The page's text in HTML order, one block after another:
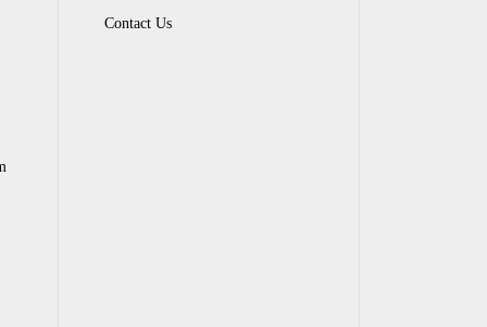
Contact Us